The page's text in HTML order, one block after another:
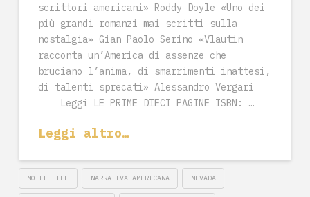
scrittori americani» Roddy Doyle «Uno dei
più grandi romanzi mai scritti sulla
nostalgia» Gian Paolo Serino «Vlautin
racconta un’America di assenze che
bruciano l’anima, di smarrimenti inattesi,
di talenti sprecati» Alessandro Vergari
Leggi LE PRIME DIECI PAGINE ISBN: …
Leggi altro…
MOTEL LIFE NARRATIVA AMERICANA NEVADA